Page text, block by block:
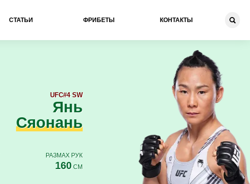
СТАТЬИ ФРИБЕТЫ КОНТАКТЫ
Янь
Сяонань
UFC#4 SW
РАЗМАХ РУК
160СМ